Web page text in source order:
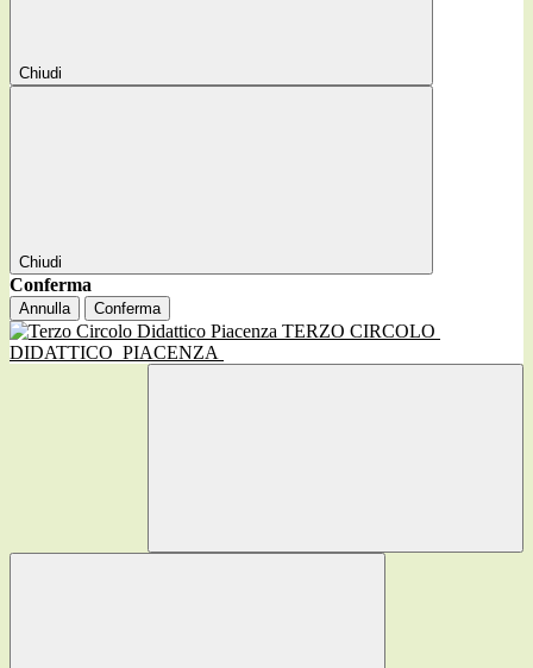
Chiudi
Chiudi
Conferma
Annulla Conferma
TERZO CIRCOLO
DIDATTICO PIACENZA